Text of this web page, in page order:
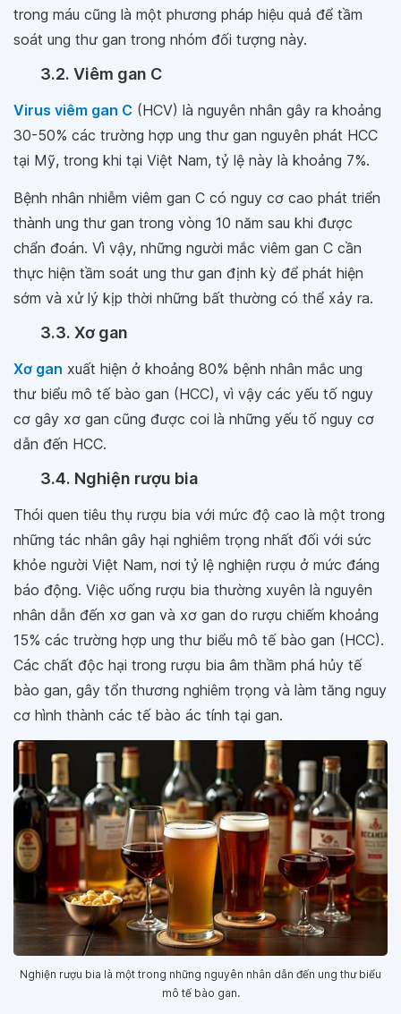
trong máu cũng là một phương pháp hiệu quả để tầm
soát ung thư gan trong nhóm đối tượng này.
3.2. Viêm gan C
Virus viêm gan C (HCV) là nguyên nhân gây ra khoảng
30-50% các trường hợp ung thư gan nguyên phát HCC
tại Mỹ, trong khi tại Việt Nam, tỷ lệ này là khoảng 7%.
Bệnh nhân nhiễm viêm gan C có nguy cơ cao phát triển
thành ung thư gan trong vòng 10 năm sau khi được
chẩn đoán. Vì vậy, những người mắc viêm gan C cần
thực hiện tầm soát ung thư gan định kỳ để phát hiện
sớm và xử lý kịp thời những bất thường có thể xảy ra.
3.3. Xơ gan
Xơ gan xuất hiện ở khoảng 80% bệnh nhân mắc ung
thư biểu mô tế bào gan (HCC), vì vậy các yếu tố nguy
cơ gây xơ gan cũng được coi là những yếu tố nguy cơ
dẫn đến HCC.
3.4. Nghiện rượu bia
Thói quen tiêu thụ rượu bia với mức độ cao là một trong
những tác nhân gây hại nghiêm trọng nhất đối với sức
khỏe người Việt Nam, nơi tỷ lệ nghiện rượu ở mức đáng
báo động. Việc uống rượu bia thường xuyên là nguyên
nhân dẫn đến xơ gan và xơ gan do rượu chiếm khoảng
15% các trường hợp ung thư biểu mô tế bào gan (HCC).
Các chất độc hại trong rượu bia âm thầm phá hủy tế
bào gan, gây tổn thương nghiêm trọng và làm tăng nguy
cơ hình thành các tế bào ác tính tại gan.
Nghiện rượu bia là một trong những nguyên nhân dẫn đến ung thư biểu
mô tế bào gan.